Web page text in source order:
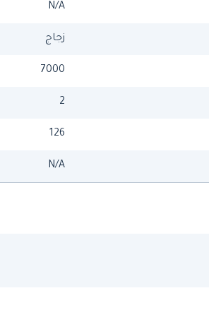
N/A
زجاج
7000
2
126
N/A